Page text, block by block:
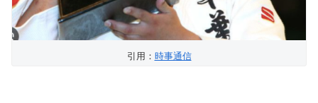
引用： 時事通信